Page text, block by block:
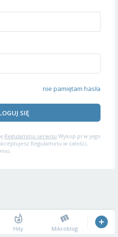
nie pamiętam hasła
SIĘ
Regulaminu serwisu Wykop.pl w jego
Regulaminu w całości,
Hity Mikroblog